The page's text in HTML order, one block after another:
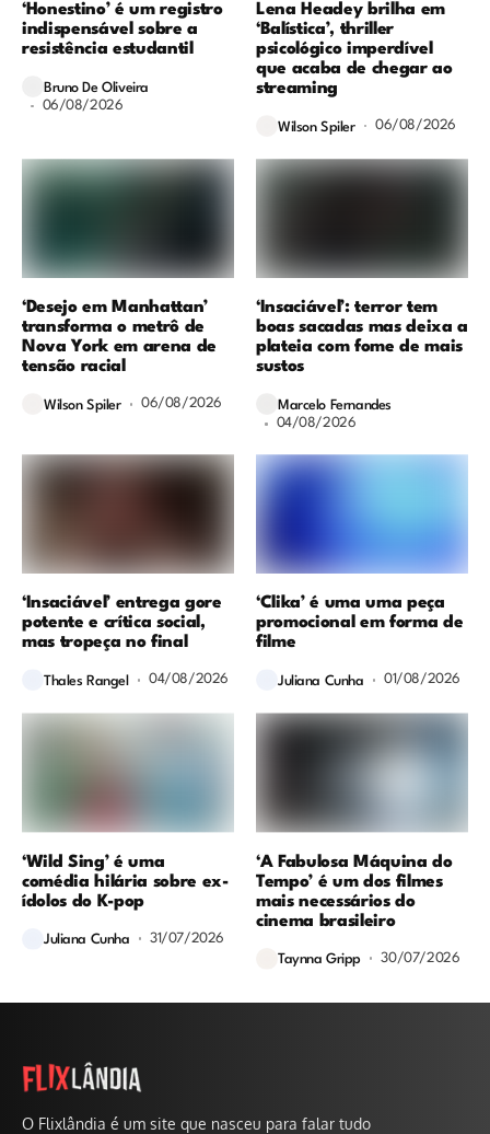
‘Honestino’ é um registro
indispensável sobre a
resistência estudantil
Bruno De Oliveira
06/08/2026
Lena Headey brilha em
‘Balística’, thriller
psicológico imperdível
que acaba de chegar ao
streaming
Wilson Spiler 06/08/2026
‘Desejo em Manhattan’
transforma o metrô de
Nova York em arena de
tensão racial
Wilson Spiler 06/08/2026
‘Insaciável’: terror tem
boas sacadas mas deixa a
plateia com fome de mais
sustos
Marcelo Fernandes
04/08/2026
‘Insaciável’ entrega gore
potente e crítica social,
mas tropeça no final
Thales Rangel 04/08/2026
‘Clika’ é uma uma peça
promocional em forma de
filme
Juliana Cunha 01/08/2026
‘Wild Sing’ é uma
comédia hilária sobre ex-
ídolos do K-pop
Juliana Cunha 31/07/2026
‘A Fabulosa Máquina do
Tempo’ é um dos filmes
mais necessários do
cinema brasileiro
Taynna Gripp 30/07/2026
O Flixlândia é um site que nasceu para falar tudo